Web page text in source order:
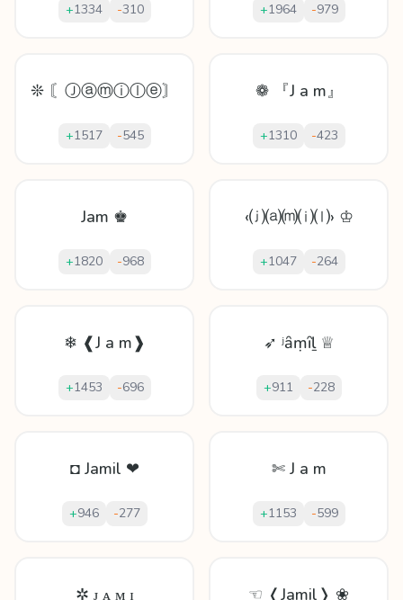
+1334 -310 +1964 -979
❊ 〘Ⓙⓐⓜⓘⓛⓔ〙
+1517 -545
❁ 『J a m』
+1310 -423
Jam ♚
+1820 -968
‹⒥⒜⒨⒤⒧› ♔
+1047 -264
❄ ❰J a m❱
+1453 -696
➶ ʲȃṃȋḻ ♕
+911 -228
◘ Jamil ❤
+946 -277
✄ J a m
+1153 -599
✲ ᴊ ᴀ ᴍ ɪ ☜ ❬Jamil❭ ❀